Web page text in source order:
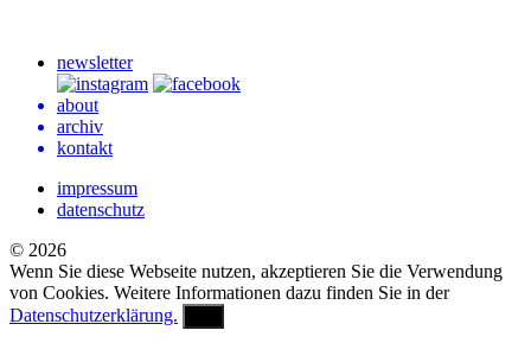
newsletter
about
archiv
kontakt
impressum
datenschutz
© 2026
Wenn Sie diese Webseite nutzen, akzeptieren Sie die Verwendung
von Cookies. Weitere Informationen dazu finden Sie in der
Datenschutzerklärung.